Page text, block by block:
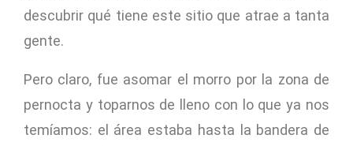
descubrir qué tiene este sitio que atrae a tanta
gente.
Pero claro, fue asomar el morro por la zona de
pernocta y toparnos de lleno con lo que ya nos
temíamos: el área estaba hasta la bandera de